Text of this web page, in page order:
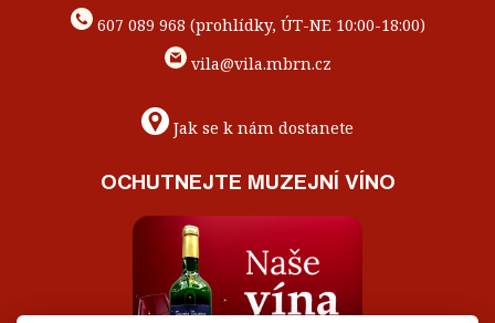
607 089 968 (prohlídky, ÚT-NE 10:00-18:00)
vila@vila.mbrn.cz
Jak se k nám dostanete
OCHUTNEJTE MUZEJNÍ VÍNO